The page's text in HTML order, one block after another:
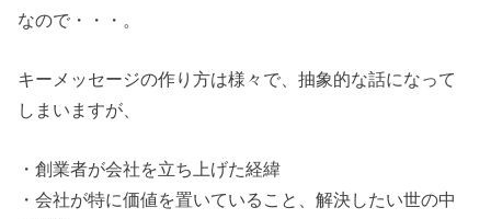
なので・・・。
キーメッセージの作り方は様々で、抽象的な話になって
しまいますが、
・創業者が会社を立ち上げた経緯
・会社が特に価値を置いていること、解決したい世の中